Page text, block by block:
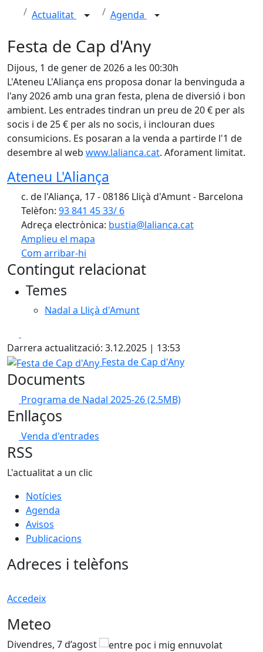
Actualitat Agenda
Festa de Cap d'Any
Dijous, 1 de gener de 2026 a les 00:30h
L'Ateneu L'Aliança ens proposa donar la benvinguda a
l'any 2026 amb una gran festa, plena de diversió i bon
ambient. Les entrades tindran un preu de 20 € per als
socis i de 25 € per als no socis, i inclouran dues
consumicions. Es posaran a la venda a partirde l'1 de
desembre al web www.lalianca.cat. Aforament limitat.
Ateneu L'Aliança
c. de l'Aliança, 17 - 08186 Lliçà d'Amunt - Barcelona
Telèfon: 93 841 45 33/ 6
Adreça electrònica: bustia@lalianca.cat
Amplieu el mapa
Com arribar-hi
+
Contingut relacionat
Temes
Nadal a Lliçà d'Amunt
Darrera actualització: 3.12.2025 | 13:53
Festa de Cap d'Any
Festa de Cap d'Any
Documents
Programa de Nadal 2025-26(2.5MB)
Enllaços
Venda d'entrades
RSS
L'actualitat a un clic
Notícies
Agenda
Avisos
Publicacions
Adreces i telèfons
Accedeix
Meteo
Divendres, 7 d’agost